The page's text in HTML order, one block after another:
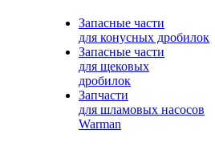
Запасные части
для конусных дробилок
Запасные части
для щековых
дробилок
Запчасти
для шламовых насосов
Warman